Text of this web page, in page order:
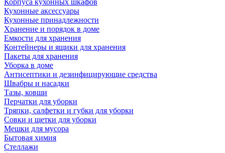
Корпуса кухонных шкафов
Кухонные аксессуары
Кухонные принадлежности
Хранение и порядок в доме
Емкости для хранения
Контейнеры и ящики для хранения
Пакеты для хранения
Уборка в доме
Антисептики и дезинфицирующие средства
Швабры и насадки
Тазы, ковши
Перчатки для уборки
Тряпки, салфетки и губки для уборки
Совки и щетки для уборки
Мешки для мусора
Бытовая химия
Стеллажи